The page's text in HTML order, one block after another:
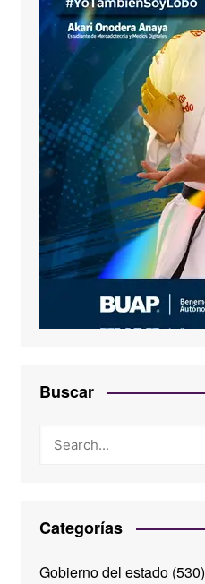
Buscar
Categorías
Gobierno del estado(530)